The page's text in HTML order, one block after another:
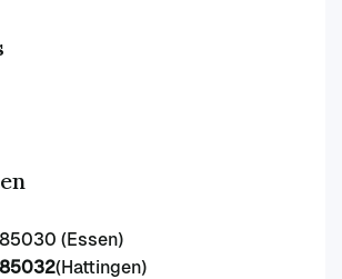
(Essen)
(Hattingen)